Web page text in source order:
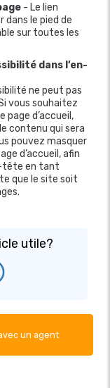
- Le lien
le pied de
sur toutes les
dans l’en-
ne peut pas
vous souhaitez
d’accueil,
contenu qui sera
pouvez masquer
d’accueil, afin
tête en tant
que le site soit
utile?
un agent